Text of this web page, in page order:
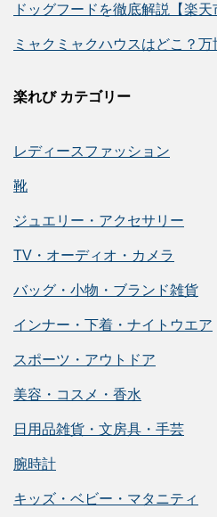
ドッグフードを徹底解説【楽天
ミャクミャクハウスはどこ？万
楽れび カテゴリー
レディースファッション
靴
ジュエリー・アクセサリー
TV・オーディオ・カメラ
バッグ・小物・ブランド雑貨
インナー・下着・ナイトウエア
スポーツ・アウトドア
美容・コスメ・香水
日用品雑貨・文房具・手芸
腕時計
キッズ・ベビー・マタニティ